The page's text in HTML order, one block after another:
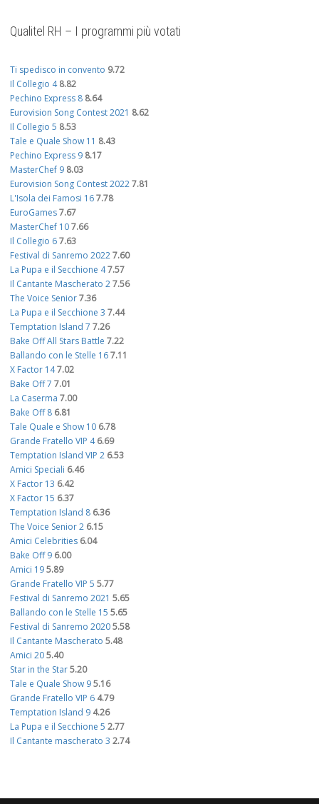
Qualitel RH – I programmi più votati
Ti spedisco in convento 9.72
Il Collegio 4 8.82
Pechino Express 8 8.64
Eurovision Song Contest 2021 8.62
Il Collegio 5 8.53
Tale e Quale Show 11 8.43
Pechino Express 9 8.17
MasterChef 9 8.03
Eurovision Song Contest 20227.81
L'Isola dei Famosi 167.78
EuroGames7.67
MasterChef 107.66
Il Collegio 67.63
Festival di Sanremo 20227.60
La Pupa e il Secchione 47.57
Il Cantante Mascherato 27.56
The Voice Senior7.36
La Pupa e il Secchione 3 7.44
Temptation Island 7 7.26
Bake Off All Stars Battle 7.22
Ballando con le Stelle 167.11
X Factor 147.02
Bake Off 7 7.01
La Caserma 7.00
Bake Off 8 6.81
Tale Quale e Show 10 6.78
Grande Fratello VIP 4 6.69
Temptation Island VIP 2 6.53
Amici Speciali 6.46
X Factor 13 6.42
X Factor 15 6.37
Temptation Island 8 6.36
The Voice Senior 2 6.15
Amici Celebrities 6.04
Bake Off 9 6.00
Amici 195.89
Grande Fratello VIP 5 5.77
Festival di Sanremo 2021 5.65
Ballando con le Stelle 15 5.65
Festival di Sanremo 20205.58
Il Cantante Mascherato 5.48
Amici 205.40
Star in the Star5.20
Tale e Quale Show 95.16
Grande Fratello VIP 6 4.79
Temptation Island 9 4.26
La Pupa e il Secchione 5 2.77
Il Cantante mascherato 3 2.74